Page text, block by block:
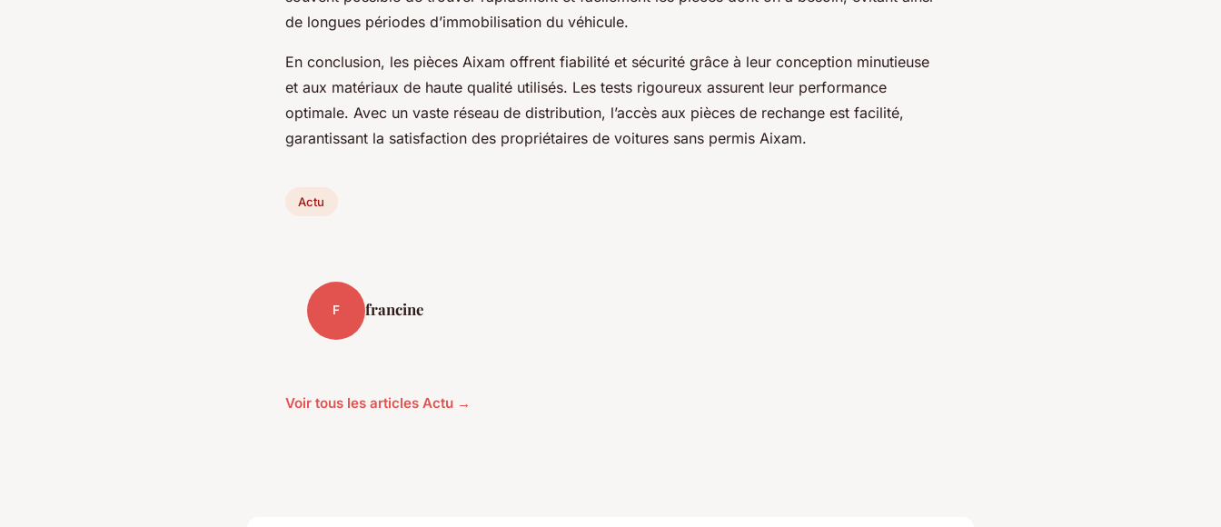
de longues périodes d’immobilisation du véhicule.
En conclusion, les pièces Aixam offrent fiabilité et sécurité grâce à leur conception minutieuse
et aux matériaux de haute qualité utilisés. Les tests rigoureux assurent leur performance
optimale. Avec un vaste réseau de distribution, l’accès aux pièces de rechange est facilité,
garantissant la satisfaction des propriétaires de voitures sans permis Aixam.
Actu
F francine
Voir tous les articles Actu →